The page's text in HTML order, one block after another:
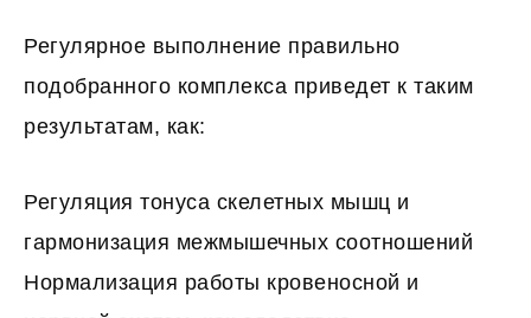
Регулярное выполнение правильно
подобранного комплекса приведет к таким
результатам, как:
Регуляция тонуса скелетных мышц и
гармонизация межмышечных соотношений
Нормализация работы кровеносной и